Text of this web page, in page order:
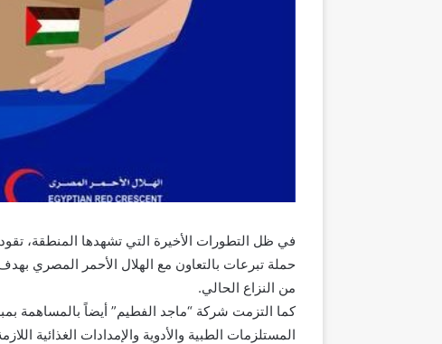
في ظل التطورات الأخيرة التي تشهدها المنطقة،
حملة تبرعات بالتعاون مع الهلال الأحمر المصري
من النزاع الحالي.
المستلزمات الطبية والأدوية والإمدادات الغذائية